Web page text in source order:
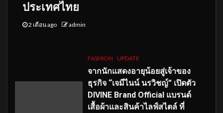
ประเทศไทย
2 เดือน ago admin
FASHION UPDATE
จากนักแสดงอายุน้อยสู่เจ้าของ
ธุรกิจ “เจมีไนน์ นรวิชญ์” เปิดตัว
DIVINE Brand Official แบรนด์
เสื้อผ้าและสินค้าไลฟ์สไตล์ ที่